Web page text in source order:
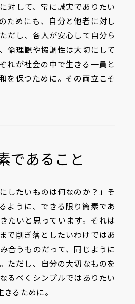
対して、常に誠実でありたい
ためにも、自分と他者に対し
だし、各人が安心して自分ら
倫理観や協調性は大切にして
れが社会の中で生きる一員と
を保つために。その両立こそ
であること
したいものは何なのか？」そ
ように、できる限り簡素であ
たいと思っています。それは
で削ぎ落としたいわけではあ
合うものだって、同じように
ただし、自分の大切なものを
るべくシンプルではありたい
るために。